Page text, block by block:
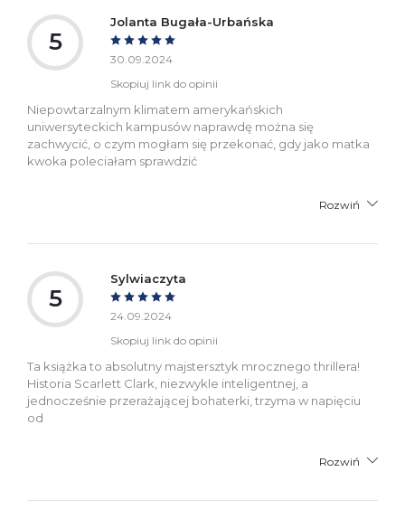
5
Jolanta Bugała-Urbańska
30.09.2024
Skopiuj link do opinii
Niepowtarzalnym klimatem amerykańskich
uniwersyteckich kampusów naprawdę można się
zachwycić, o czym mogłam się przekonać, gdy jako matka
kwoka poleciałam sprawdzić
Rozwiń
5
Sylwiaczyta
24.09.2024
Skopiuj link do opinii
Ta książka to absolutny majstersztyk mrocznego thrillera!
Historia Scarlett Clark, niezwykle inteligentnej, a
jednocześnie przerażającej bohaterki, trzyma w napięciu
od
Rozwiń